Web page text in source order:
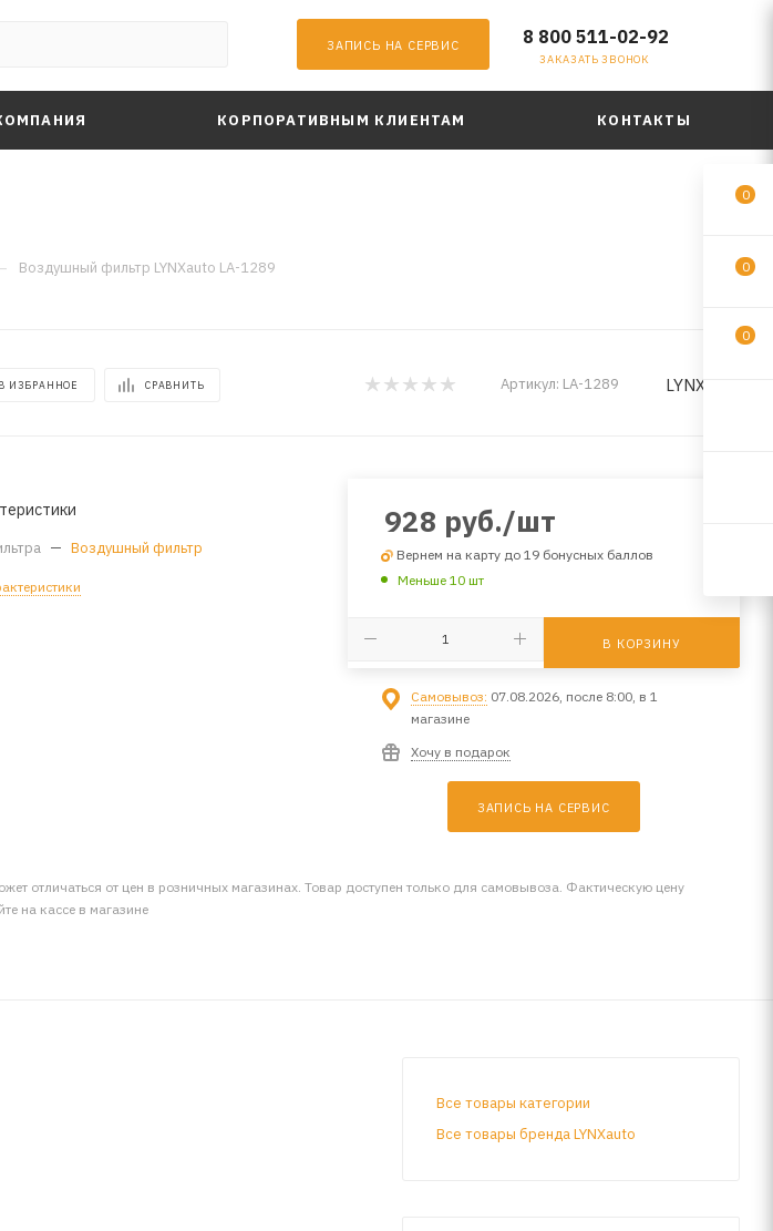
ЗАПИСЬ НА СЕРВИС 8 800 511-02-92
ЗАКАЗАТЬ ЗВОНОК
КОРПОРАТИВНЫМ КЛИЕНТАМ КОНТАКТЫ
Воздушный фильтр LYNXauto LA-1289
В ИЗБРАННОЕ СРАВНИТЬ Артикул: LA-1289 LYNXauto
— Воздушный фильтр
928 руб./шт
Вернем на карту до 19 бонусных баллов
Меньше 10 шт
В КОРЗИНУ
Самовывоз: 07.08.2026, после 8:00, в 1
магазине
Хочу в подарок
ЗАПИСЬ НА СЕРВИС
отличаться от цен в розничных магазинах. Товар доступен только для самовывоза. Фактическую цену
на кассе в магазине
Все товары категории
Все товары бренда LYNXauto
0
0
0